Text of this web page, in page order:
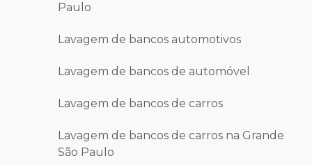
Paulo
Lavagem de bancos automotivos
Lavagem de bancos de automóvel
Lavagem de bancos de carros
Lavagem de bancos de carros na Grande
São Paulo